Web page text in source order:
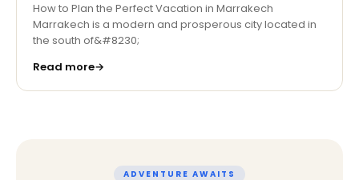
How to Plan the Perfect Vacation in Marrakech
Marrakech is a modern and prosperous city located in
the south of&#8230;
Read more
ADVENTURE AWAITS